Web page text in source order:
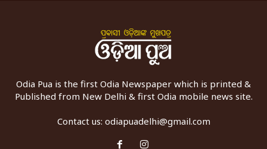
Odia Pua is the first Odia Newspaper which is printed &
Published from New Delhi & first Odia mobile news site.
Contact us: odiapuadelhi@gmail.com